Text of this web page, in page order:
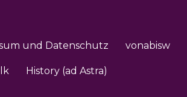
und Datenschutz vonabisw
History (ad Astra)